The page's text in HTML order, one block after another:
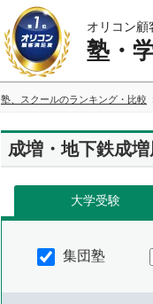
オリコン顧
塾・
塾、スクールのランキング・比較
成増・地下鉄成
大学受験
集団塾